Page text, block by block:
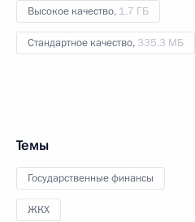
Высокое качество, 1.7 ГБ
Стандартное качество, 335.3 МБ
Темы
Государственные финансы
ЖКХ